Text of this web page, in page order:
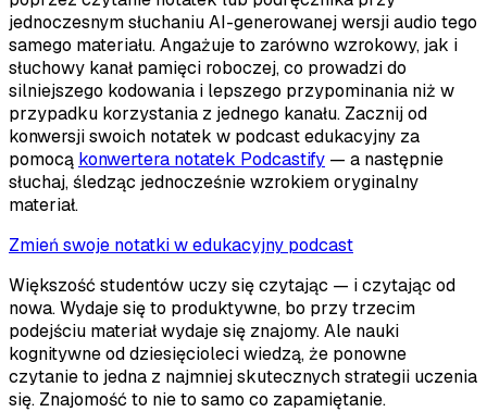
jednoczesnym słuchaniu AI-generowanej wersji audio tego
samego materiału. Angażuje to zarówno wzrokowy, jak i
słuchowy kanał pamięci roboczej, co prowadzi do
silniejszego kodowania i lepszego przypominania niż w
przypadku korzystania z jednego kanału. Zacznij od
konwersji swoich notatek w podcast edukacyjny za
pomocą konwertera notatek Podcastify — a następnie
słuchaj, śledząc jednocześnie wzrokiem oryginalny
materiał.
Zmień swoje notatki w edukacyjny podcast
Większość studentów uczy się czytając — i czytając od
nowa. Wydaje się to produktywne, bo przy trzecim
podejściu materiał wydaje się znajomy. Ale nauki
kognitywne od dziesięcioleci wiedzą, że ponowne
czytanie to jedna z najmniej skutecznych strategii uczenia
się. Znajomość to nie to samo co zapamiętanie.